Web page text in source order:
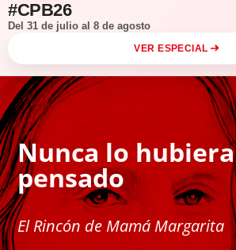
#CPB26
Del 31 de julio al 8 de agosto
VER ESPECIAL
Nunca lo hubiera
pensado
El Rincón de Mamá Margarita